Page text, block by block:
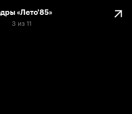
«Лето'85»
3 из 11